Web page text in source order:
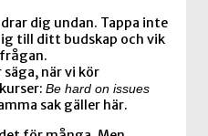
dig undan. Tappa inte
till ditt budskap och vik
säga, när vi kör
Be hard on issues
sak gäller här.